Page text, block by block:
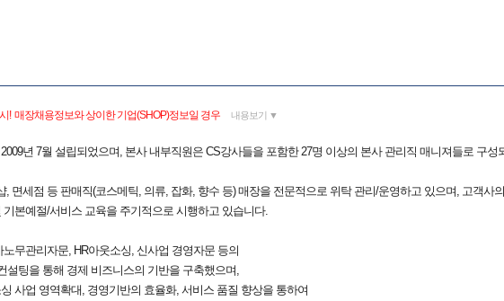
! 매장채용정보와 상이한 기업(SHOP)정보일 경우 내용보기 ▼
년 7월 설립되었으며, 본사 내부직원은 CS강사들을 포함한 27명 이상의 본사 관리직 매니져들로 구성
, 면세점 등 판매직(코스메틱, 의류, 잡화, 향수 등) 매장을 전문적으로 위탁 관리/운영하고 있으며, 고객사
본예절/서비스 교육을 주기적으로 시행하고 있습니다.
무관리자문, HR아웃소싱, 신사업 경영자문 등의
설팅을 통해 경제 비즈니스의 기반을 구축했으며,
사업 영역확대, 경영기반의 효율화, 서비스 품질 향상을 통하여